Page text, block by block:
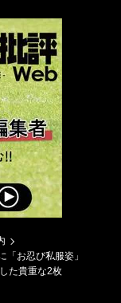
「お忍び私服姿」
た貴重な2枚